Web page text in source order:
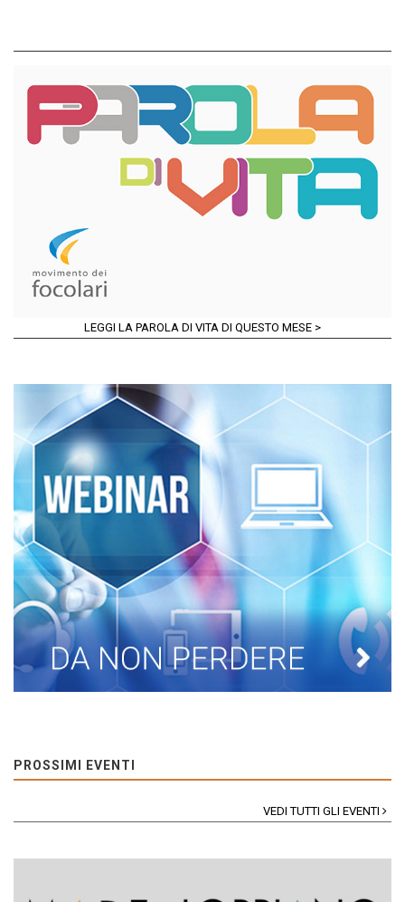
LEGGI LA PAROLA DI VITA DI QUESTO MESE >
PROSSIMI EVENTI
VEDI TUTTI GLI EVENTI